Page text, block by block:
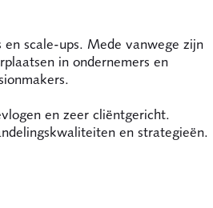
scale-ups. Mede vanwege zijn
in ondernemers en
en zeer cliëntgericht.
en strategieën.